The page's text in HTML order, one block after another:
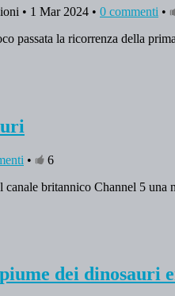
• 1 Mar 2024 • 0 commenti •
passata la ricorrenza della
•
6
canale britannico Channel 5
dei dinosauri